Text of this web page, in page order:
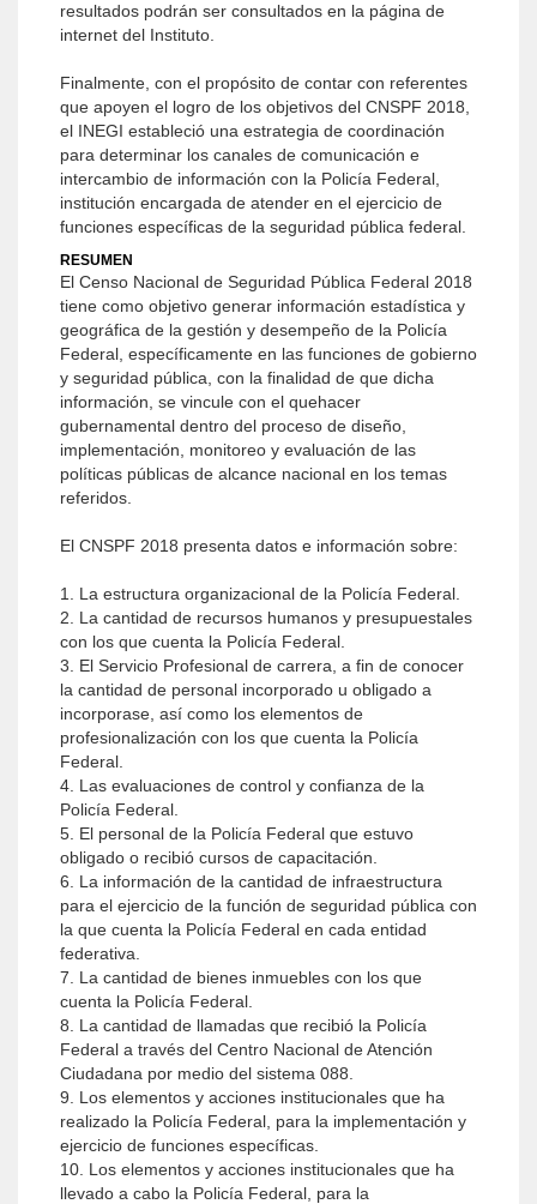
resultados podrán ser consultados en la página de
internet del Instituto.
Finalmente, con el propósito de contar con referentes
que apoyen el logro de los objetivos del CNSPF 2018,
el INEGI estableció una estrategia de coordinación
para determinar los canales de comunicación e
intercambio de información con la Policía Federal,
institución encargada de atender en el ejercicio de
funciones específicas de la seguridad pública federal.
RESUMEN
El Censo Nacional de Seguridad Pública Federal 2018
tiene como objetivo generar información estadística y
geográfica de la gestión y desempeño de la Policía
Federal, específicamente en las funciones de gobierno
y seguridad pública, con la finalidad de que dicha
información, se vincule con el quehacer
gubernamental dentro del proceso de diseño,
implementación, monitoreo y evaluación de las
políticas públicas de alcance nacional en los temas
referidos.
El CNSPF 2018 presenta datos e información sobre:
1. La estructura organizacional de la Policía Federal.
2. La cantidad de recursos humanos y presupuestales
con los que cuenta la Policía Federal.
3. El Servicio Profesional de carrera, a fin de conocer
la cantidad de personal incorporado u obligado a
incorporase, así como los elementos de
profesionalización con los que cuenta la Policía
Federal.
4. Las evaluaciones de control y confianza de la
Policía Federal.
5. El personal de la Policía Federal que estuvo
obligado o recibió cursos de capacitación.
6. La información de la cantidad de infraestructura
para el ejercicio de la función de seguridad pública con
la que cuenta la Policía Federal en cada entidad
federativa.
7. La cantidad de bienes inmuebles con los que
cuenta la Policía Federal.
8. La cantidad de llamadas que recibió la Policía
Federal a través del Centro Nacional de Atención
Ciudadana por medio del sistema 088.
9. Los elementos y acciones institucionales que ha
realizado la Policía Federal, para la implementación y
ejercicio de funciones específicas.
10. Los elementos y acciones institucionales que ha
llevado a cabo la Policía Federal, para la